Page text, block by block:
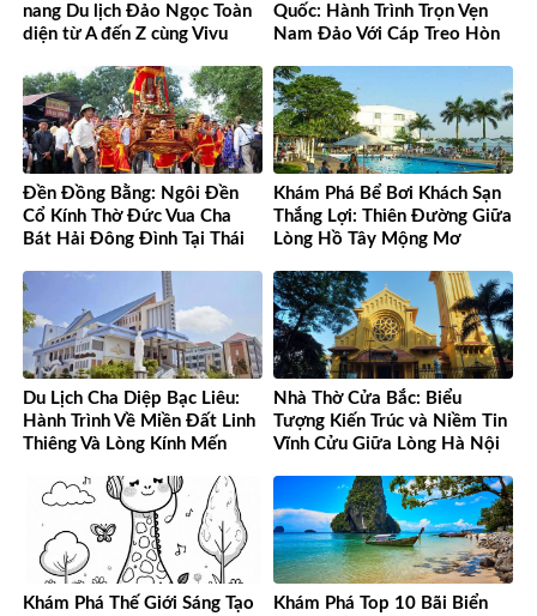
nang Du lịch Đảo Ngọc Toàn
diện từ A đến Z cùng Vivu
Quốc: Hành Trình Trọn Vẹn
Nam Đảo Với Cáp Treo Hòn
Đền Đồng Bằng: Ngôi Đền
Cổ Kính Thờ Đức Vua Cha
Bát Hải Đông Đình Tại Thái
Khám Phá Bể Bơi Khách Sạn
Thắng Lợi: Thiên Đường Giữa
Lòng Hồ Tây Mộng Mơ
Du Lịch Cha Diệp Bạc Liêu:
Hành Trình Về Miền Đất Linh
Thiêng Và Lòng Kính Mến
Nhà Thờ Cửa Bắc: Biểu
Tượng Kiến Trúc và Niềm Tin
Vĩnh Cửu Giữa Lòng Hà Nội
Khám Phá Thế Giới Sáng Tạo
Khám Phá Top 10 Bãi Biển